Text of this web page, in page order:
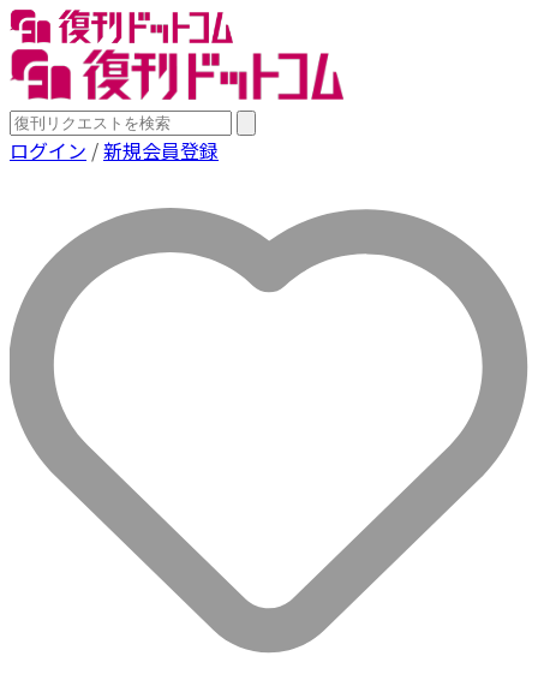
ログイン /新規会員登録